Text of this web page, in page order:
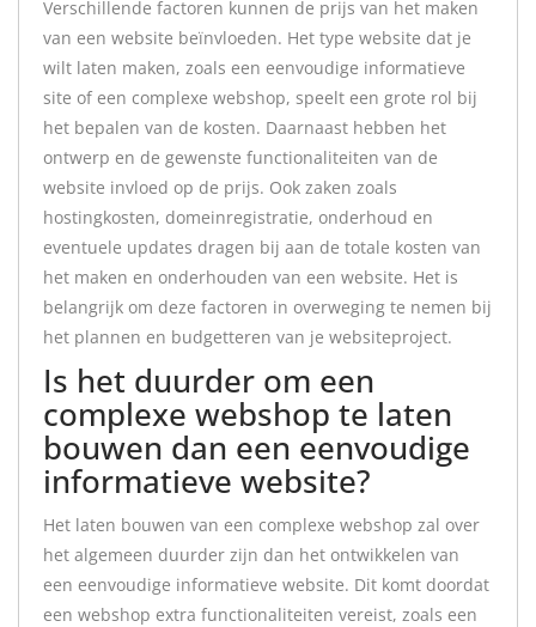
Verschillende factoren kunnen de prijs van het maken
van een website beïnvloeden. Het type website dat je
wilt laten maken, zoals een eenvoudige informatieve
site of een complexe webshop, speelt een grote rol bij
het bepalen van de kosten. Daarnaast hebben het
ontwerp en de gewenste functionaliteiten van de
website invloed op de prijs. Ook zaken zoals
hostingkosten, domeinregistratie, onderhoud en
eventuele updates dragen bij aan de totale kosten van
het maken en onderhouden van een website. Het is
belangrijk om deze factoren in overweging te nemen bij
het plannen en budgetteren van je websiteproject.
Is het duurder om een
complexe webshop te laten
bouwen dan een eenvoudige
informatieve website?
Het laten bouwen van een complexe webshop zal over
het algemeen duurder zijn dan het ontwikkelen van
een eenvoudige informatieve website. Dit komt doordat
een webshop extra functionaliteiten vereist, zoals een